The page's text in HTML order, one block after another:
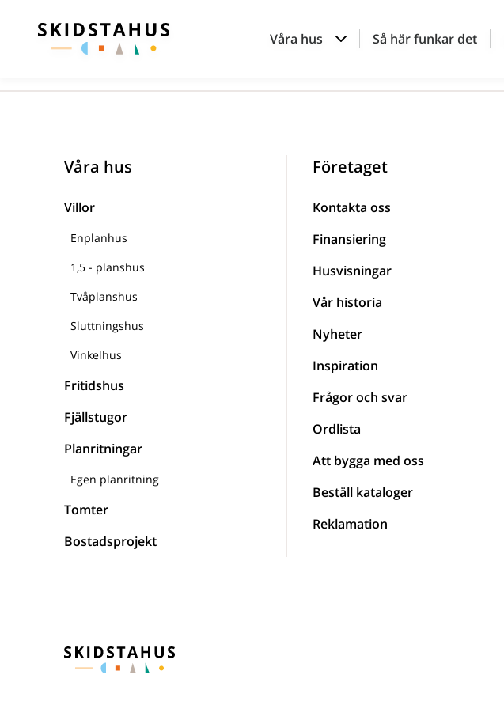
Våra hus Så här funkar det
Våra hus
Villor
Enplanhus
1,5 - planshus
Tvåplanshus
Sluttningshus
Vinkelhus
Fritidshus
Fjällstugor
Planritningar
Egen planritning
Tomter
Bostadsprojekt
Företaget
Kontakta oss
Finansiering
Husvisningar
Vår historia
Nyheter
Inspiration
Frågor och svar
Ordlista
Att bygga med oss
Beställ kataloger
Reklamation